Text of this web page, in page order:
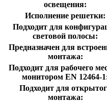
освещения:
Исполнение решетки:
Подходит для
световой полосы:
Предназначен для
монтажа:
Подходит для рабочего
монитором EN 12464-
Подходит для
монтажа: